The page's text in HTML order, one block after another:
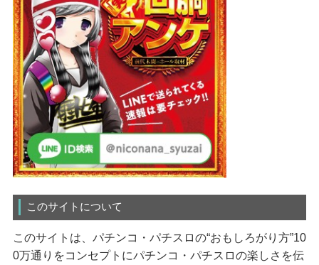
このサイトについて
このサイトは、パチンコ・パチスロの“おもしろがり方”10
0万通りをコンセプトにパチンコ・パチスロの楽しさを伝